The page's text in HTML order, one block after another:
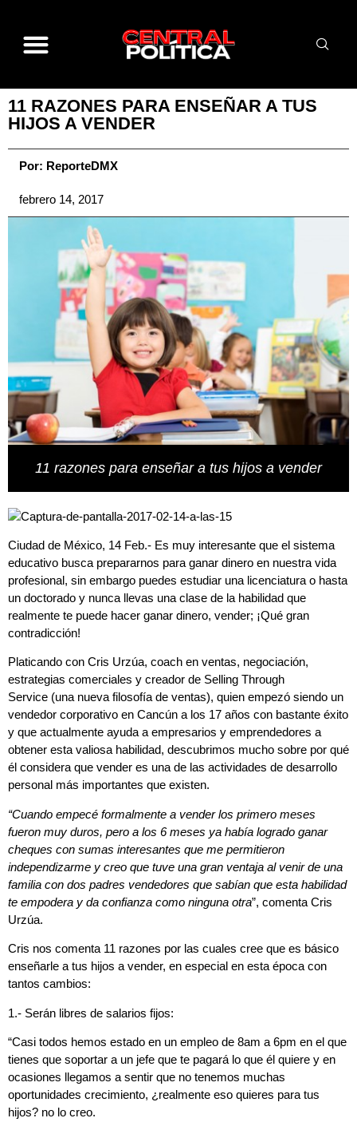
11 RAZONES PARA ENSEÑAR A TUS
HIJOS A VENDER
Por: ReporteDMX
febrero 14, 2017
11 razones para enseñar a tus hijos a vender
Ciudad de México, 14 Feb.- Es muy interesante que el sistema
educativo busca prepararnos para ganar dinero en nuestra vida
profesional, sin embargo puedes estudiar una licenciatura o hasta
un doctorado y nunca llevas una clase de la habilidad que
realmente te puede hacer ganar dinero, vender; ¡Qué gran
contradicción!
Platicando con Cris Urzúa, coach en ventas, negociación,
estrategias comerciales y creador de Selling Through
Service (una nueva filosofía de ventas), quien empezó siendo un
vendedor corporativo en Cancún a los 17 años con bastante éxito
y que actualmente ayuda a empresarios y emprendedores a
obtener esta valiosa habilidad, descubrimos mucho sobre por qué
él considera que vender es una de las actividades de desarrollo
personal más importantes que existen.
“Cuando empecé formalmente a vender los primero meses
fueron muy duros, pero a los 6 meses ya había logrado ganar
cheques con sumas interesantes que me permitieron
independizarme y creo que tuve una gran ventaja al venir de una
familia con dos padres vendedores que sabían que esta habilidad
te empodera y da confianza como ninguna otra”, comenta Cris
Urzúa.
Cris nos comenta 11 razones por las cuales cree que es básico
enseñarle a tus hijos a vender, en especial en esta época con
tantos cambios:
1.- Serán libres de salarios fijos:
“Casi todos hemos estado en un empleo de 8am a 6pm en el que
tienes que soportar a un jefe que te pagará lo que él quiere y en
ocasiones llegamos a sentir que no tenemos muchas
oportunidades crecimiento, ¿realmente eso quieres para tus
hijos? no lo creo.